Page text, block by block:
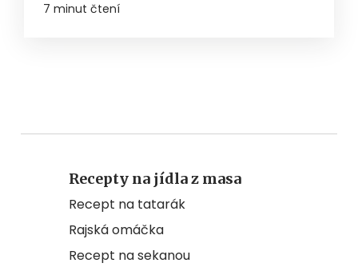
7 minut čtení
Recepty na jídla z masa
Recept na tatarák
Rajská omáčka
Recept na sekanou